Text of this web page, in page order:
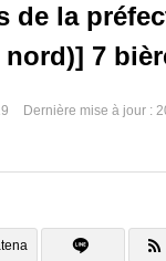
de la
7
Dernière mise à jour :